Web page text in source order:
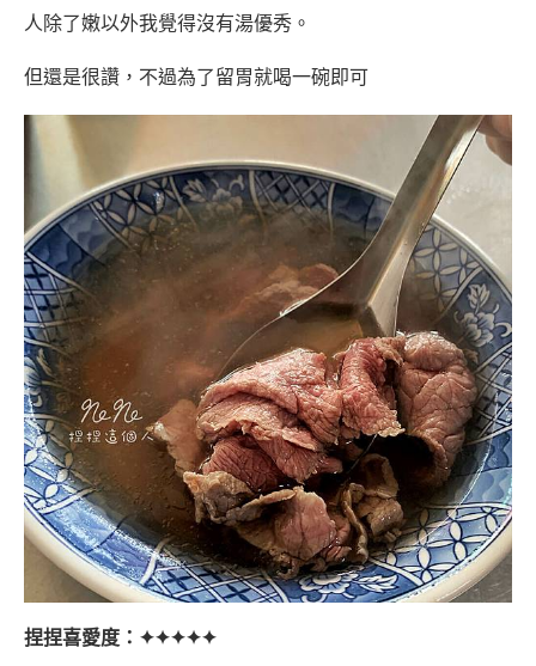
人除了嫩以外我覺得沒有湯優秀。
但還是很讚，不過為了留胃就喝一碗即可
捏捏喜愛度：✦✦✦✦✦